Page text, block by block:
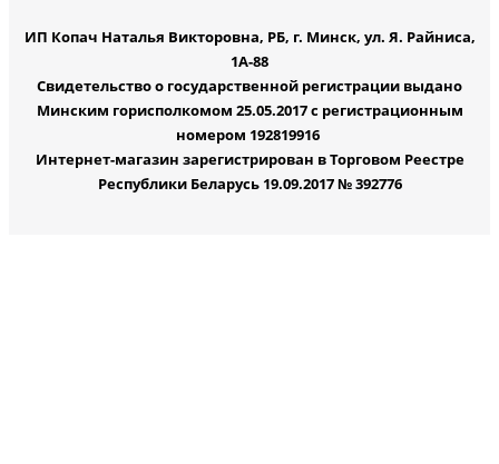
ИП Копач Наталья Викторовна, РБ, г. Минск, ул. Я. Райниса,
1А-88
Свидетельство о государственной регистрации выдано
Минским горисполкомом 25.05.2017 с регистрационным
номером 192819916
Интернет-магазин зарегистрирован в Торговом Реестре
Республики Беларусь 19.09.2017 № 392776